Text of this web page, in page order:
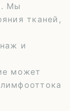
Мы
тканей,
и
может